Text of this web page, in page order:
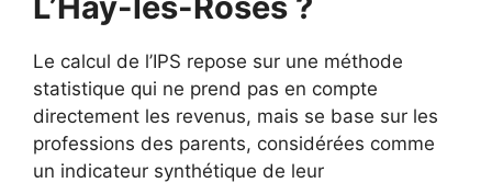
Le calcul de l’IPS repose sur une méthode
statistique qui ne prend pas en compte
directement les revenus, mais se base sur les
professions des parents, considérées comme
un indicateur synthétique de leur